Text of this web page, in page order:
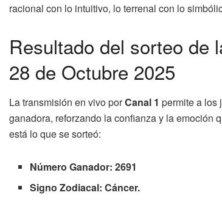
racional con lo intuitivo, lo terrenal con lo
Resultado del sorteo de
28 de Octubre 2025
La transmisión en vivo porCanal 1 permite a los
ganadora, reforzando la confianza y la emoción
está lo que se sorteó:
Número Ganador: 2691
Signo Zodiacal: Cáncer.